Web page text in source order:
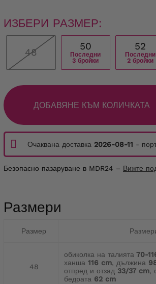
ИЗБЕРИ РАЗМЕР:
48
50
Последни
3 бройки
52
Последни
2 бройки
ДОБАВЯНЕ КЪМ КОЛИЧКАТА
Очаквана доставка 2026-08-11 -
Безопасно пазаруване в MDR24 – Вижте
Размери
Размер
48
обиколка на талията 70-
ханша 116 cm, дължина
отпред и отзад 33/37 cm,
бедрата 62 cm